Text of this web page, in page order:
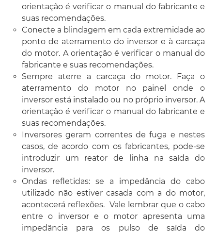
orientação é verificar o manual do fabricante e
suas recomendações.
Conecte a blindagem em cada extremidade ao
ponto de aterramento do inversor e à carcaça
do motor. A orientação é verificar o manual do
fabricante e suas recomendações.
Sempre aterre a carcaça do motor. Faça o
aterramento do motor no painel onde o
inversor está instalado ou no próprio inversor. A
orientação é verificar o manual do fabricante e
suas recomendações.
Inversores geram correntes de fuga e nestes
casos, de acordo com os fabricantes, pode-se
introduzir um reator de linha na saída do
inversor.
Ondas refletidas: se a impedância do cabo
utilizado não estiver casada com a do motor,
acontecerá reflexões. Vale lembrar que o cabo
entre o inversor e o motor apresenta uma
impedância para os pulso de saída do